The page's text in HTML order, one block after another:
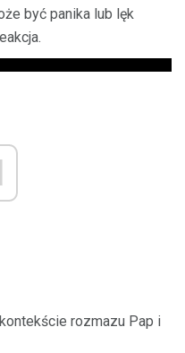
być panika lub lęk
rozmazu Pap i